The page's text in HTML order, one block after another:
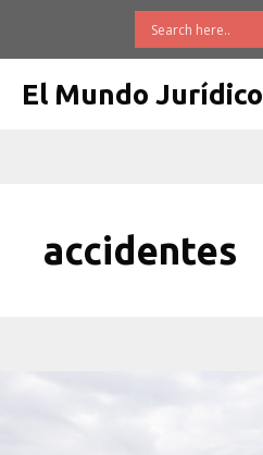
El Mundo Jurídico
accidentes